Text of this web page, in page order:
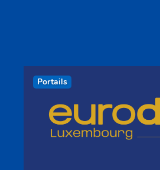
Portails